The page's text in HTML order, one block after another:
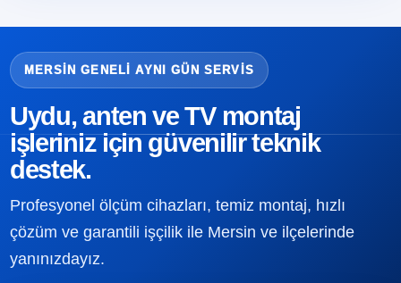
MERSIN GENELI AYNI GÜN SERVIS
Uydu, anten ve TV montaj
işleriniz için güvenilir teknik
destek.
Profesyonel ölçüm cihazları, temiz montaj, hızlı
çözüm ve garantili işçilik ile Mersin ve ilçelerinde
yanınızdayız.